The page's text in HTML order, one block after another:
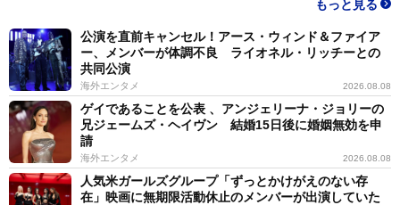
もっと見る
公演を直前キャンセル！アース・ウィンド＆ファイア
ー、メンバーが体調不良 ライオネル・リッチーとの
共同公演
海外エンタメ 2026.08.08
ゲイであることを公表 、アンジェリーナ・ジョリーの
兄ジェームズ・ヘイヴン 結婚15日後に婚姻無効を申
請
海外エンタメ 2026.08.08
人気米ガールズグループ「ずっとかけがえのない存
在」映画に無期限活動休止のメンバーが出演していた